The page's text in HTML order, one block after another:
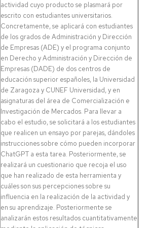
actividad cuyo producto se plasmará por
escrito con estudiantes universitarios.
Concretamente, se aplicará con estudiantes
de los grados de Administración y Dirección
de Empresas (ADE) y el programa conjunto
en Derecho y Administración y Dirección de
Empresas (DADE) de dos centros de
educación superior españoles, la Universidad
de Zaragoza y CUNEF Universidad, y en
asignaturas del área de Comercialización e
Investigación de Mercados. Para llevar a
cabo el estudio, se solicitará a los estudiantes
que realicen un ensayo por parejas, dándoles
instrucciones sobre cómo pueden incorporar
ChatGPT a esta tarea. Posteriormente, se
realizará un cuestionario que recoja el uso
que han realizado de esta herramienta y
cuáles son sus percepciones sobre su
influencia en la realización de la actividad y
en su aprendizaje. Posteriormente se
analizarán estos resultados cuantitativamente